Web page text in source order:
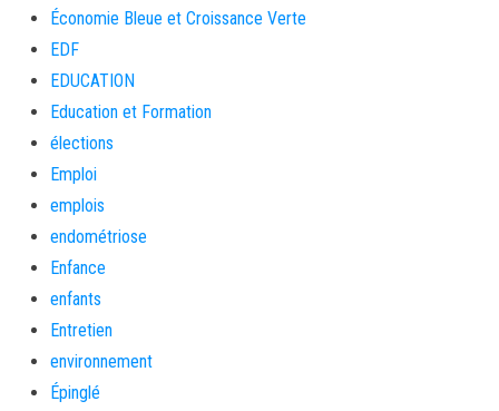
Économie Bleue et Croissance Verte
EDF
EDUCATION
Education et Formation
élections
Emploi
emplois
endométriose
Enfance
enfants
Entretien
environnement
Épinglé